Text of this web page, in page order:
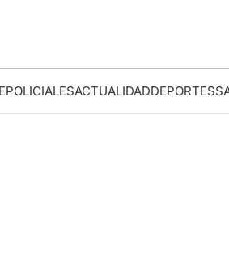
POLICIALESACTUALIDADDEPORTES